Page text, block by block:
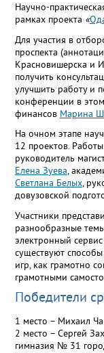
Научно-
рамках проекта «
Для участия в
проспекта
Красновишерска и
получить
улучшить работу и
конференции в
финансов Марина
На очном этапе
12 проектов.
руководитель
Елена Зуева,
Светлана Белых,
довузовской
Участники
разнообразные
электронный
существуют
игр, как грамотно
грамотными
Победители
1 место – Михаил
2 место – Сергей
гимназия № 31